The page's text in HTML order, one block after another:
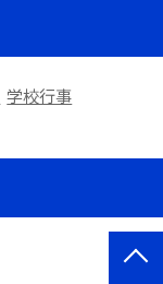
学校行事